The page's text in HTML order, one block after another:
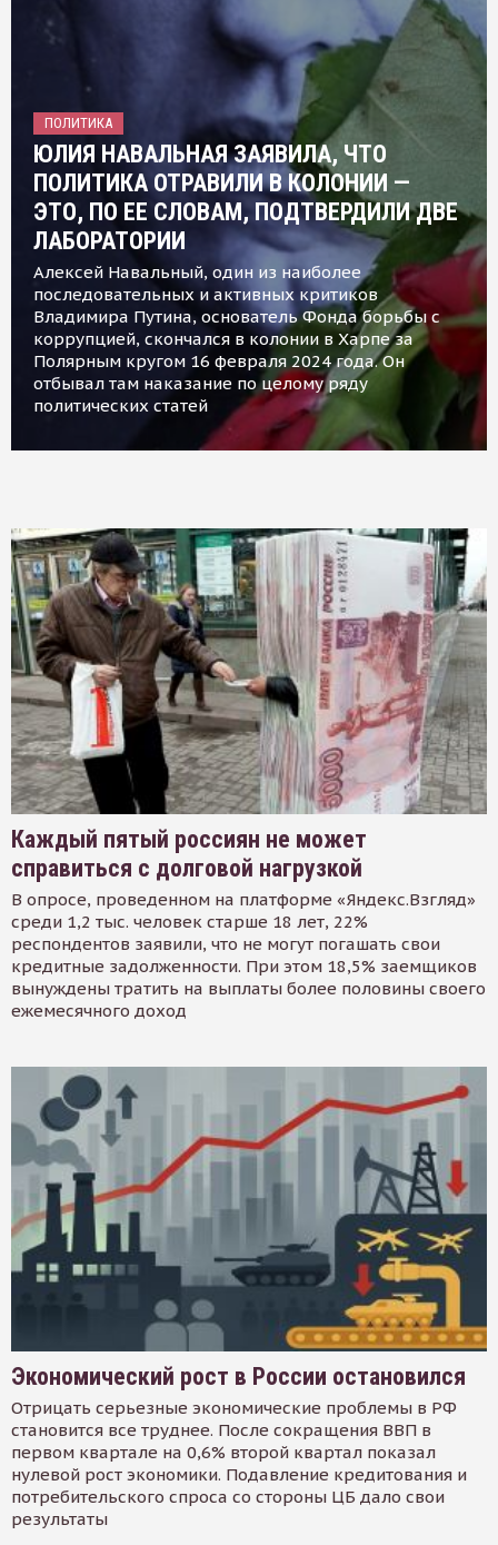
ПОЛИТИКА
ЮЛИЯ НАВАЛЬНАЯ ЗАЯВИЛА, ЧТО
ПОЛИТИКА ОТРАВИЛИ В КОЛОНИИ —
ЭТО, ПО ЕЕ СЛОВАМ, ПОДТВЕРДИЛИ ДВЕ
ЛАБОРАТОРИИ
Алексей Навальный, один из наиболее
последовательных и активных критиков
Владимира Путина, основатель Фонда борьбы с
коррупцией, скончался в колонии в Харпе за
Полярным кругом 16 февраля 2024 года. Он
отбывал там наказание по целому ряду
политических статей
Каждый пятый россиян не может
справиться с долговой нагрузкой
В опросе, проведенном на платформе «Яндекс.Взгляд»
среди 1,2 тыс. человек старше 18 лет, 22%
респондентов заявили, что не могут погашать свои
кредитные задолженности. При этом 18,5% заемщиков
вынуждены тратить на выплаты более половины своего
ежемесячного доход
Экономический рост в России остановился
Отрицать серьезные экономические проблемы в РФ
становится все труднее. После сокращения ВВП в
первом квартале на 0,6% второй квартал показал
нулевой рост экономики. Подавление кредитования и
потребительского спроса со стороны ЦБ дало свои
результаты